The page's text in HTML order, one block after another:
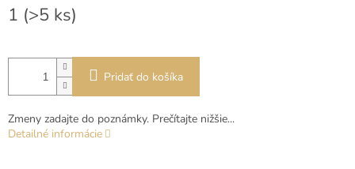
cena:
1 (>5 ks)
Pridať do košíka
Zmeny zadajte do poznámky. Prečítajte nižšie...
Detailné informácie